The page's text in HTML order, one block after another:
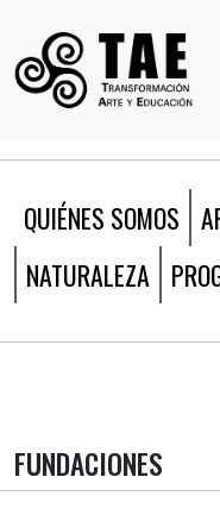
QUIÉNES SOMOS
NATURALEZA
FUNDACIONES